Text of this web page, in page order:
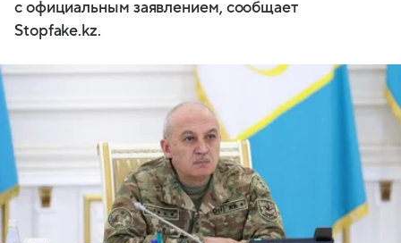
с официальным заявлением, сообщает
Stopfake.kz.